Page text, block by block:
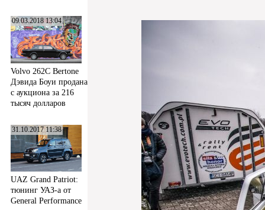
09.03.2018 13:04
Volvo 262C Bertone
Дэвида Боуи продана
с аукциона за 216
тысяч долларов
31.10.2017 11:38
UAZ Grand Patriot:
тюнинг УАЗ-а от
General Performance